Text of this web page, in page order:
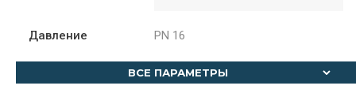
Давление PN 16
ВСЕ ПАРАМЕТРЫ